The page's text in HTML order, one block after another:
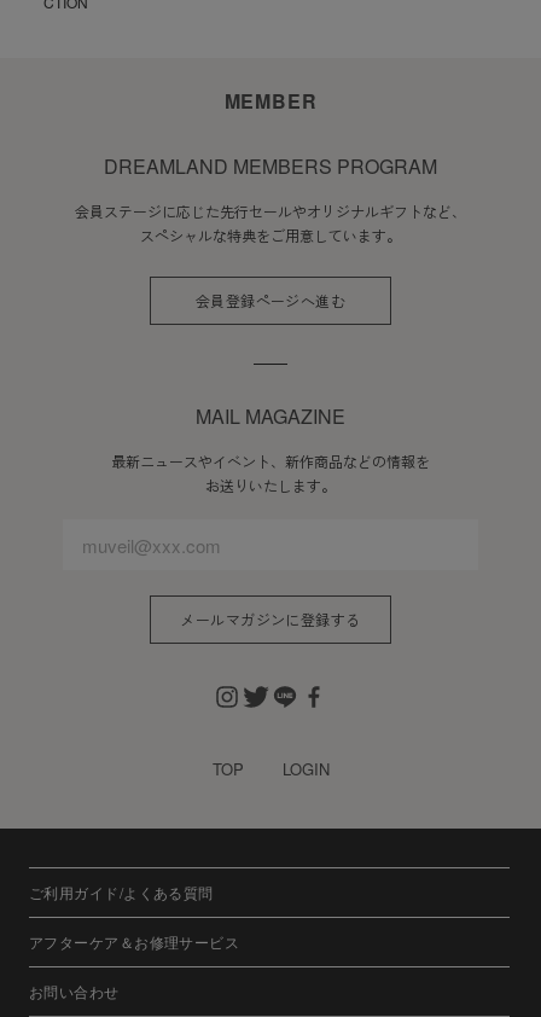
MEMBER
DREAMLAND MEMBERS PROGRAM
会員ステージに応じた先行セールやオリジナルギフトなど、
スペシャルな特典をご用意しています。
会員登録ページへ進む
MAIL MAGAZINE
最新ニュースやイベント、新作商品などの情報を
お送りいたします。
メールマガジンに登録する
TOP LOGIN
ご利用ガイド/よくある質問
アフターケア＆お修理サービス
お問い合わせ